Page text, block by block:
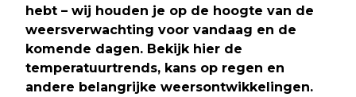
hebt – wij houden je op de hoogte van de
weersverwachting voor vandaag en de
komende dagen. Bekijk hier de
temperatuurtrends, kans op regen en
andere belangrijke weersontwikkelingen.